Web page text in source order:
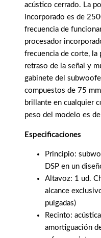
acústico cerrado. La
incorporado es de
frecuencia de
procesador
frecuencia de corte, la
retraso de la señal y
gabinete del
compuestos de 75
brillante en cualquier
peso del modelo es
Especificaciones
Principio:
DSP en un
Altavoz: 1 ud.
alcance
pulgadas)
Recinto:
amortiguación